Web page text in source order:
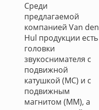
Среди
предлагаемой
компанией Van den
Hul продукции есть
головки
звукоснимателя с
подвижной
катушкой (МС) и с
подвижным
магнитом (MM), а